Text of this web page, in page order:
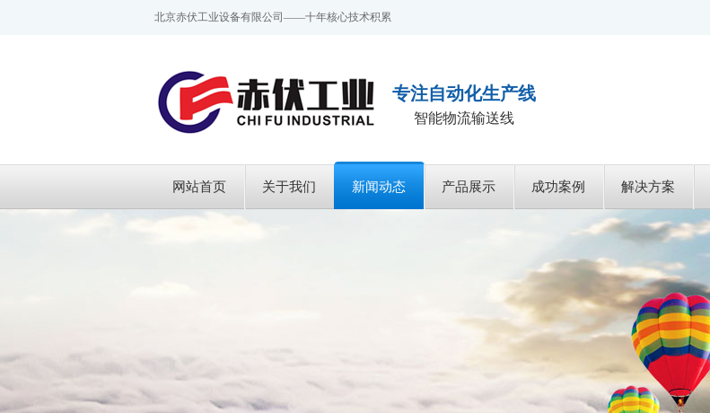
北京赤伏工业设备有限公司——十年核心技术积累
专注自动化生产线
智能物流输送线
网站首页 关于我们 新闻动态 产品展示 成功案例 解决方案